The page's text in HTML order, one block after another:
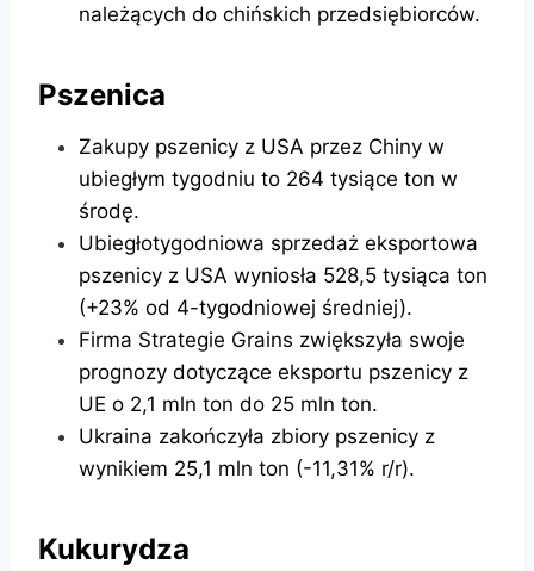
należących do chińskich przedsiębiorców.
Pszenica
Zakupy pszenicy z USA przez Chiny w
ubiegłym tygodniu to 264 tysiące ton w
środę.
Ubiegłotygodniowa sprzedaż eksportowa
pszenicy z USA wyniosła 528,5 tysiąca ton
(+23% od 4-tygodniowej średniej).
Firma Strategie Grains zwiększyła swoje
prognozy dotyczące eksportu pszenicy z
UE o 2,1 mln ton do 25 mln ton.
Ukraina zakończyła zbiory pszenicy z
wynikiem 25,1 mln ton (-11,31% r/r).
Kukurydza